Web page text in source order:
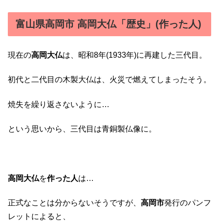
富山県高岡市 高岡大仏「歴史」(作った人)
現在の高岡大仏は、昭和8年(1933年)に再建した三代目。
初代と二代目の木製大仏は、火災で燃えてしまったそう。
焼失を繰り返さないように…
という思いから、三代目は青銅製仏像に。
高岡大仏を作った人は…
正式なことは分からないそうですが、 高岡市発行のパンフ
レットによると、